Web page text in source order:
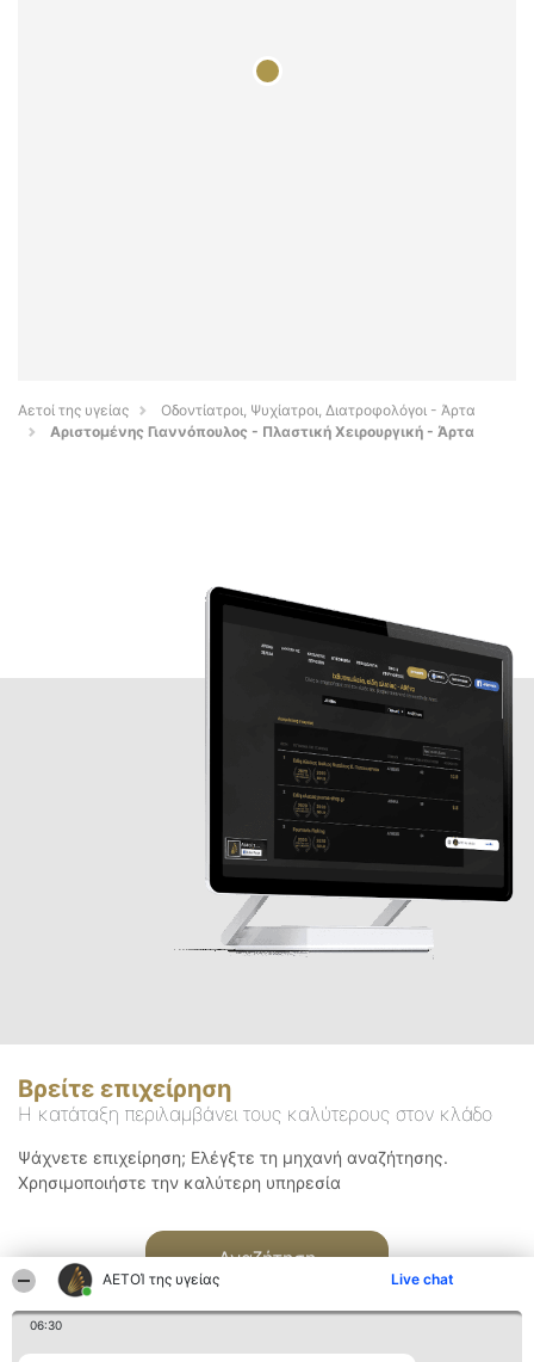
ΑΕΤΟΊ της υγείας Live chat
06:30
Αετοί της υγείας
Οδοντίατροι, Ψυχίατροι, Διατροφολόγοι - Άρτα
Αριστομένης Γιαννόπουλος - Πλαστική Χειρουργική - Άρτα
Βρείτε επιχείρηση
Η κατάταξη περιλαμβάνει τους καλύτερους στον κλάδο
Ψάχνετε επιχείρηση; Ελέγξτε τη μηχανή αναζήτησης.
Χρησιμοποιήστε την καλύτερη υπηρεσία
Αναζήτηση